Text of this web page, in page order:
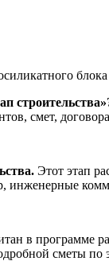
смет,
Этот этап
инженерные
в программе
сметы по